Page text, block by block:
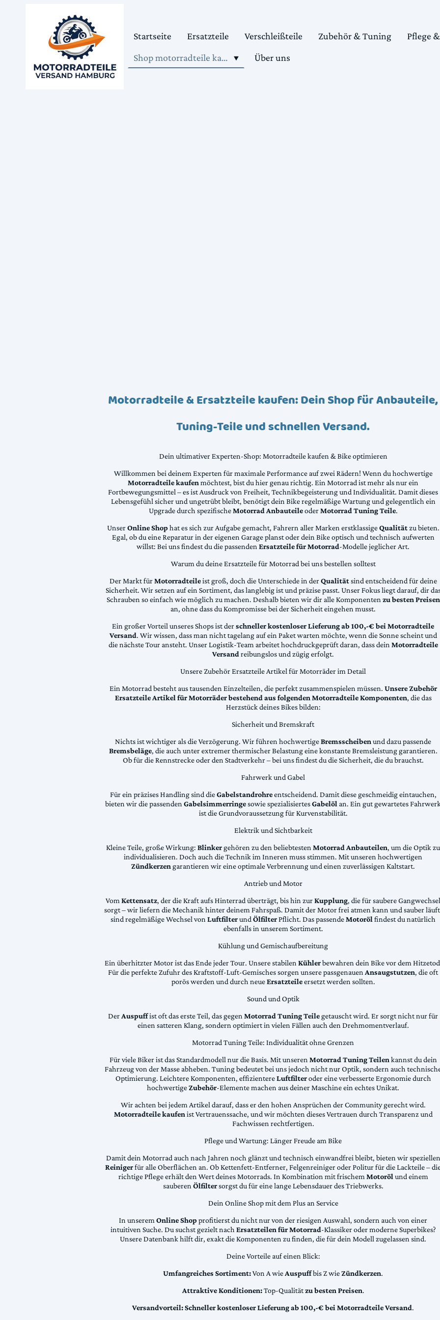
Startseite Ersatzteile Verschleißteile Zubehör & Tuning
Pflege
Shop motorradteile kaufen
Über uns
Motorradteile & Ersatzteile kaufen: Dein Shop für Anbauteile,
Tuning-Teile und schnellen Versand.
Dein ultimativer Experten-Shop: Motorradteile kaufen & Bike optimieren
Willkommen bei deinem Experten für maximale Performance auf zwei Rädern! Wenn du hochwertige
Motorradteile kaufenmöchtest, bist du hier genau richtig. Ein Motorrad ist mehr als nur ein
Fortbewegungsmittel – es ist Ausdruck von Freiheit, Technikbegeisterung und Individualität. Damit dieses
Lebensgefühl sicher und ungetrübt bleibt, benötigt dein Bike regelmäßige Wartung und gelegentlich ein
Upgrade durch spezifischeMotorrad AnbauteileoderMotorrad Tuning Teile.
UnserOnline Shophat es sich zur Aufgabe gemacht, Fahrern aller Marken erstklassigeQualitätzu bieten.
Egal, ob du eine Reparatur in der eigenen Garage planst oder dein Bike optisch und technisch aufwerten
willst: Bei uns findest du die passendenErsatzteile für Motorrad-Modelle jeglicher Art.
Warum du deine Ersatzteile für Motorrad bei uns bestellen solltest
Der Markt fürMotorradteileist groß, doch die Unterschiede in derQualitätsind entscheidend für deine
Sicherheit. Wir setzen auf ein Sortiment, das langlebig ist und präzise passt. Unser Fokus liegt darauf, dir
Schrauben so einfach wie möglich zu machen. Deshalb bieten wir dir alle Komponentenzu besten Preisen
an, ohne dass du Kompromisse bei der Sicherheit eingehen musst.
Ein großer Vorteil unseres Shops ist derschneller kostenloser Lieferung ab 100,-€ bei Motorradteile
Versand. Wir wissen, dass man nicht tagelang auf ein Paket warten möchte, wenn die Sonne scheint und
die nächste Tour ansteht. Unser Logistik-Team arbeitet hochdruckgeprüft daran, dass deinMotorradteile
Versandreibungslos und zügig erfolgt.
Unsere Zubehör Ersatzteile Artikel für Motorräder im Detail
Ein Motorrad besteht aus tausenden Einzelteilen, die perfekt zusammenspielen müssen. Unsere Zubehör
Ersatzteile Artikel für Motorräder bestehend aus folgenden Motorradteile Komponenten, die das
Herzstück deines Bikes bilden:
Sicherheit und Bremskraft
Nichts ist wichtiger als die Verzögerung. Wir führen hochwertigeBremsscheibenund dazu passende
Bremsbeläge, die auch unter extremer thermischer Belastung eine konstante Bremsleistung garantieren.
Ob für die Rennstrecke oder den Stadtverkehr – bei uns findest du die Sicherheit, die du brauchst.
Fahrwerk und Gabel
Für ein präzises Handling sind dieGabelstandrohreentscheidend. Damit diese geschmeidig eintauchen,
bieten wir die passendenGabelsimmerringesowie spezialisiertesGabelöl an. Ein gut gewartetes
ist die Grundvoraussetzung für Kurvenstabilität.
Elektrik und Sichtbarkeit
Kleine Teile, große Wirkung: Blinker gehören zu den beliebtestenMotorrad Anbauteilen, um die Optik zu
individualisieren. Doch auch die Technik im Inneren muss stimmen. Mit unseren hochwertigen
Zündkerzen garantieren wir eine optimale Verbrennung und einen zuverlässigen Kaltstart.
Antrieb und Motor
VomKettensatz, der die Kraft aufs Hinterrad überträgt, bis hin zurKupplung, die für saubere Gangwechsel
sorgt – wir liefern die Mechanik hinter deinem Fahrspaß. Damit der Motor frei atmen kann und sauber
sind regelmäßige Wechsel vonLuftfilterundÖlfilterPflicht. Das passendeMotorölfindest du natürlich
ebenfalls in unserem Sortiment.
Kühlung und Gemischaufbereitung
Ein überhitzter Motor ist das Ende jeder Tour. Unsere stabilenKühlerbewahren dein Bike vor dem
Für die perfekte Zufuhr des Kraftstoff-Luft-Gemisches sorgen unsere passgenauenAnsaugstutzen, die oft
porös werden und durch neueErsatzteileersetzt werden sollten.
Sound und Optik
DerAuspuffist oft das erste Teil, das gegenMotorrad Tuning Teile getauscht wird. Er sorgt nicht nur für
einen satteren Klang, sondern optimiert in vielen Fällen auch den Drehmomentverlauf.
Motorrad Tuning Teile: Individualität ohne Grenzen
Für viele Biker ist das Standardmodell nur die Basis. Mit unserenMotorrad Tuning Teilenkannst du dein
Fahrzeug von der Masse abheben. Tuning bedeutet bei uns jedoch nicht nur Optik, sondern auch
Optimierung. Leichtere Komponenten, effizientereLuftfilteroder eine verbesserte Ergonomie durch
hochwertigeZubehör-Elemente machen aus deiner Maschine ein echtes Unikat.
Wir achten bei jedem Artikel darauf, dass er den hohen Ansprüchen der Community gerecht wird.
Motorradteile kaufenist Vertrauenssache, und wir möchten dieses Vertrauen durch Transparenz und
Fachwissen rechtfertigen.
Pflege und Wartung: Länger Freude am Bike
Damit dein Motorrad auch nach Jahren noch glänzt und technisch einwandfrei bleibt, bieten wir speziellen
Reinigerfür alle Oberflächen an. Ob Kettenfett-Entferner, Felgenreiniger oder Politur für die Lackteile –
richtige Pflege erhält den Wert deines Motorrads. In Kombination mit frischemMotorölund einem
sauberenÖlfiltersorgst du für eine lange Lebensdauer des Triebwerks.
Dein Online Shop mit dem Plus an Service
In unseremOnline Shopprofitierst du nicht nur von der riesigen Auswahl, sondern auch von einer
intuitiven Suche. Du suchst gezielt nachErsatzteilen für Motorrad-Klassiker oder moderne Superbikes?
Unsere Datenbank hilft dir, exakt die Komponenten zu finden, die für dein Modell zugelassen sind.
Deine Vorteile auf einen Blick:
Umfangreiches Sortiment:Von A wieAuspuffbis Z wieZündkerzen.
Attraktive Konditionen:Top-Qualitätzu besten Preisen.
Versandvorteil:Schneller kostenloser Lieferung ab 100,-€ bei Motorradteile Versand.